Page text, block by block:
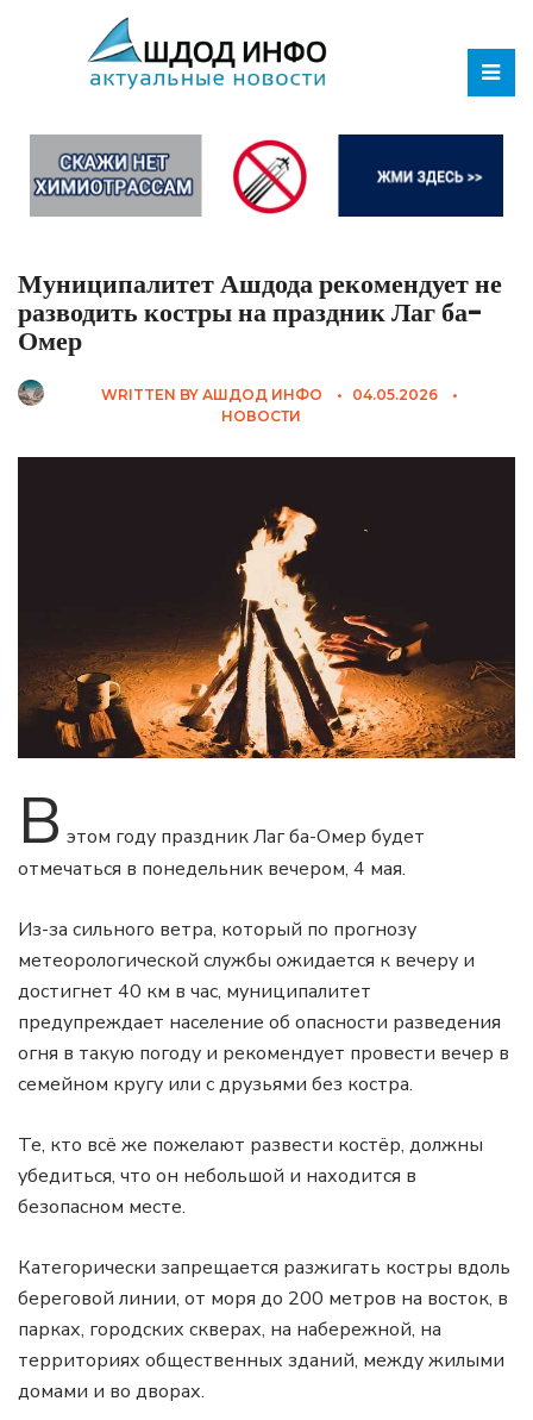
Муниципалитет Ашдода рекомендует не
разводить костры на праздник Лаг ба-
Омер
WRITTEN BY АШДОД ИНФО • 04.05.2026
•
НОВОСТИ
В этом году праздник Лаг ба-Омер будет
отмечаться в понедельник вечером, 4 мая.
Из-за сильного ветра, который по прогнозу
метеорологической службы ожидается к вечеру и
достигнет 40 км в час, муниципалитет
предупреждает население об опасности разведения
огня в такую погоду и рекомендует провести вечер в
семейном кругу или с друзьями без костра.
Те, кто всё же пожелают развести костёр, должны
убедиться, что он небольшой и находится в
безопасном месте.
Категорически запрещается разжигать костры вдоль
береговой линии, от моря до 200 метров на восток, в
парках, городских скверах, на набережной, на
территориях общественных зданий, между жилыми
домами и во дворах.